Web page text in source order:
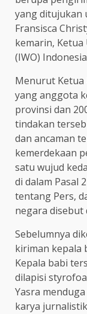
yang ditujukan
Fransisca
kemarin,
(IWO)
Menurut
yang anggota
provinsi dan
tindakan
dan ancaman
kemerdekaan
satu wujud
di dalam Pasal
tentang Pers,
negara disebut
Sebelumnya
kiriman kepala
Kepala babi
dilapisi
Yasra
karya